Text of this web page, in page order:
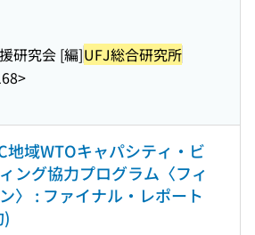
研究会 [編]UFJ総合研究所
地域WTOキャパシティ・ビ
ング協力プログラム〈フィ
〉 : ファイナル・レポート